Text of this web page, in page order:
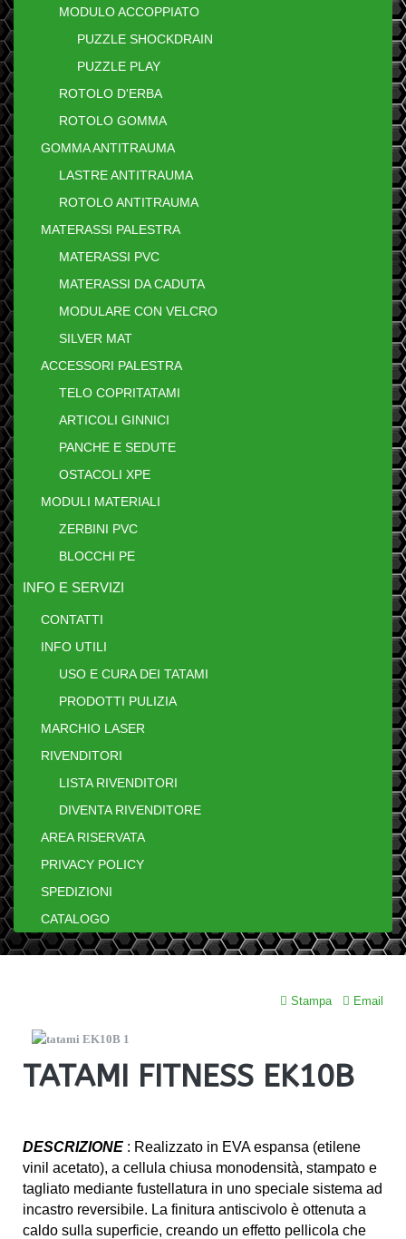
MODULO ACCOPPIATO
PUZZLE SHOCKDRAIN
PUZZLE PLAY
ROTOLO D'ERBA
ROTOLO GOMMA
GOMMA ANTITRAUMA
LASTRE ANTITRAUMA
ROTOLO ANTITRAUMA
MATERASSI PALESTRA
MATERASSI PVC
MATERASSI DA CADUTA
MODULARE CON VELCRO
SILVER MAT
ACCESSORI PALESTRA
TELO COPRITATAMI
ARTICOLI GINNICI
PANCHE E SEDUTE
OSTACOLI XPE
MODULI MATERIALI
ZERBINI PVC
BLOCCHI PE
INFO E SERVIZI
CONTATTI
INFO UTILI
USO E CURA DEI TATAMI
PRODOTTI PULIZIA
MARCHIO LASER
RIVENDITORI
LISTA RIVENDITORI
DIVENTA RIVENDITORE
AREA RISERVATA
PRIVACY POLICY
SPEDIZIONI
CATALOGO
Stampa Email
TATAMI FITNESS EK10B
DESCRIZIONE : Realizzato in EVA espansa (etilene
vinil acetato), a cellula chiusa monodensità, stampato e
tagliato mediante fustellatura in uno speciale sistema ad
incastro reversibile. La finitura antiscivolo è ottenuta a
caldo sulla superficie, creando un effetto pellicola che